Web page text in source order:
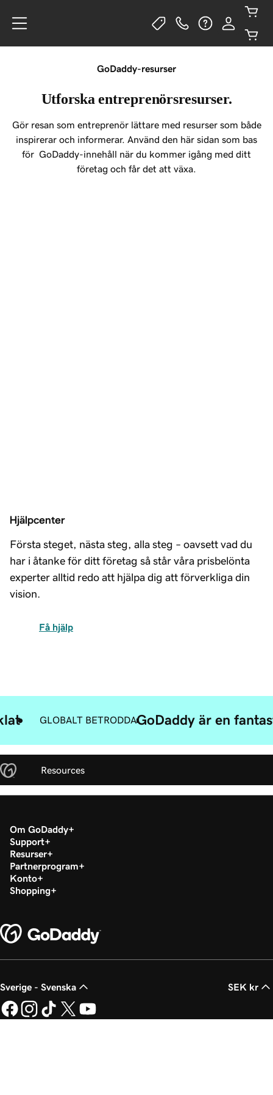
GoDaddy-resurser
Utforska entreprenörsresurser.
Gör resan som entreprenör lättare med resurser som både
inspirerar och informerar. Använd den här sidan som bas
för GoDaddy-innehåll när du kommer igång med ditt
företag och får det att växa.
Hjälpcenter
Första steget, nästa steg, alla steg – oavsett vad du
har i åtanke för ditt företag så står våra prisbelönta
experter alltid redo att hjälpa dig att förverkliga din
vision.
Få hjälp
GLOBALT BETRODDAGoDaddy är en
Resources
Om GoDaddy
Support
Resurser
Partnerprogram
Konto
Shopping
Sverige - Svenska SEK kr